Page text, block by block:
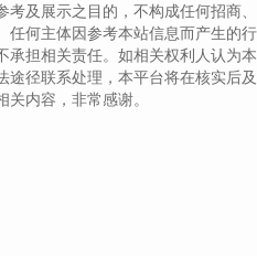
及展示之目的，不构成任何招商、
任何主体因参考本站信息而产生的行
承担相关责任。如相关权利人认为本
途径联系处理，本平台将在核实后及
关内容，非常感谢。